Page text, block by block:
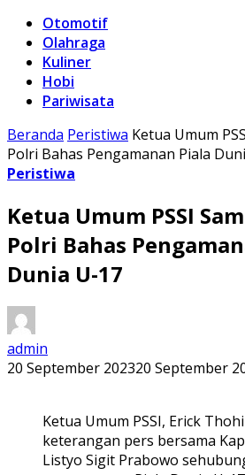
Otomotif
Olahraga
Kuliner
Hobi
Pariwisata
Beranda Peristiwa Ketua Umum
Polri Bahas Pengamanan Piala
Peristiwa
Ketua Umum PSSI
Polri Bahas
Dunia U-17
admin
20 September 202320 September
Ketua Umum PSSI, Erick
keterangan pers bersama
Listyo Sigit Prabowo